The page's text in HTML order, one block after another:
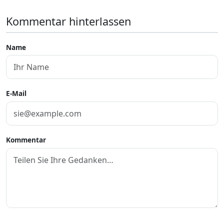
Kommentar hinterlassen
Name
E-Mail
Kommentar